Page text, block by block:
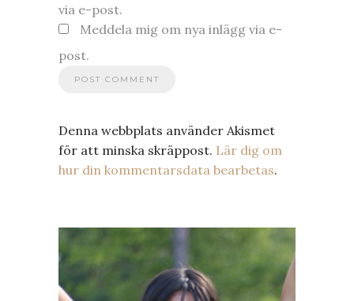
via e-post.
Meddela mig om nya inlägg via e-
post.
Denna webbplats använder Akismet
för att minska skräppost. Lär dig om
hur din kommentarsdata bearbetas.